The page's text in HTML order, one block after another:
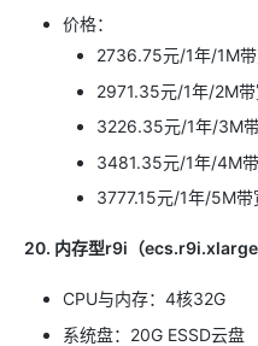
价格：
2736.75元/1年/1M
2971.35元/1年/2M带
3226.35元/1年/3M
3481.35元/1年/4M
3777.15元/1年/5M带
20. 内存型r9i（ecs.r9i.xlarge
CPU与内存：4核32G
系统盘：20G ESSD云盘